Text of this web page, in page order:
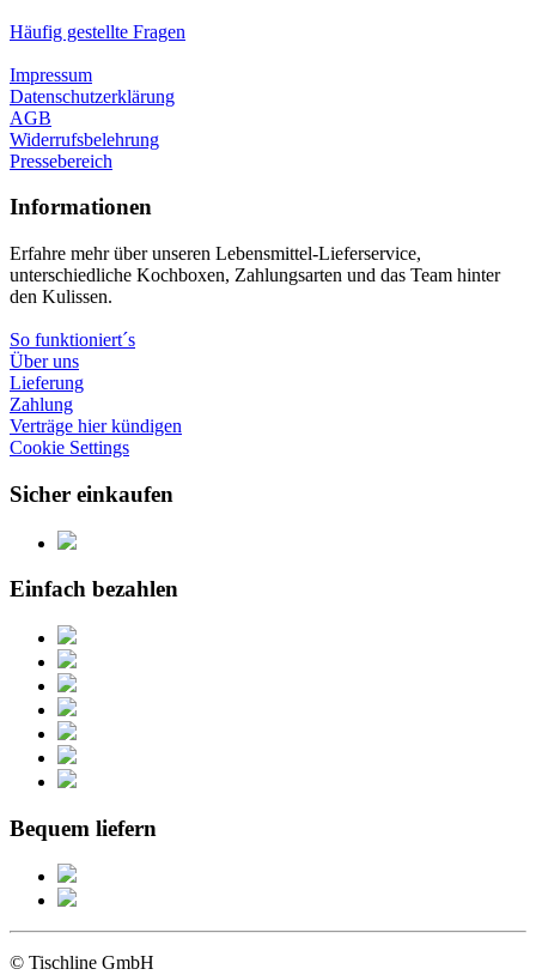
Häufig gestellte Fragen
Impressum
Datenschutzerklärung
AGB
Widerrufsbelehrung
Pressebereich
Informationen
Erfahre mehr über unseren Lebensmittel-Lieferservice,
unterschiedliche Kochboxen, Zahlungsarten und das Team hinter
den Kulissen.
So funktioniert´s
Über uns
Lieferung
Zahlung
Verträge hier kündigen
Cookie Settings
Sicher einkaufen
Einfach bezahlen
Bequem liefern
© Tischline GmbH